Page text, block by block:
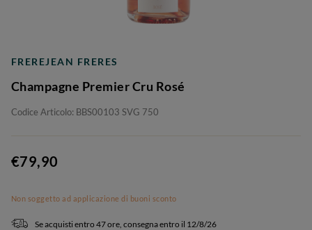
FREREJEAN FRERES
Champagne Premier Cru Rosé
Codice Articolo: BBS00103 SVG 750
€79,90
Non soggetto ad applicazione di buoni sconto
Se acquisti entro 47 ore, consegna entro il 12/8/26